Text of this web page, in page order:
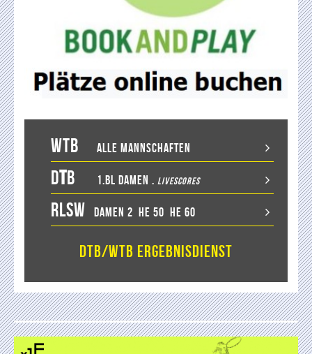
WTB Alle Mannschaften
DTB 1.BL Damen . LiveScores
RLSW Damen 2 He 50 He 60
DTB/WTB Ergebnisdienst